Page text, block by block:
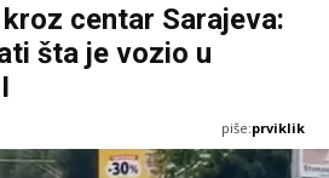
centar Sarajeva:
šta je vozio u
piše:prviklik